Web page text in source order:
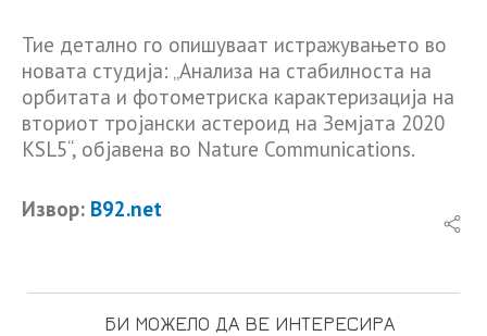
Тие детално го опишуваат истражувањето во
новата студија: „Анализа на стабилноста на
орбитата и фотометриска карактеризација на
вториот тројански астероид на Земјата 2020
KSL5“, објавена во Nature Communications.
Извор: B92.net
БИ МОЖЕЛО ДА ВЕ ИНТЕРЕСИРА